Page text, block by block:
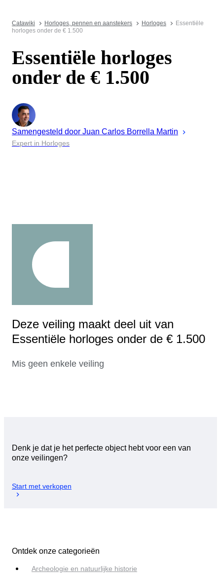
Catawiki Horloges, pennen en aanstekers Horloges
Essentiële
horloges onder de € 1.500
Essentiële horloges
onder de € 1.500
Samengesteld door Juan Carlos Borrella Martin
Expert in Horloges
Deze veiling maakt deel uit van
Essentiële horloges onder de € 1.500
Mis geen enkele veiling
Denk je dat je het perfecte object hebt voor een van
onze veilingen?
Start met verkopen
Ontdek onze categorieën
Archeologie en natuurlijke historie